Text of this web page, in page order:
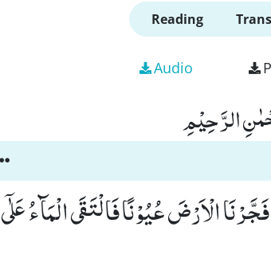
Reading
Audio
الرَّحِیْمِ
اَبْوَابَ السَّمَآءِ بِمَآءٍ مُّنْهَمِرٍ٘ ۖ (11) وَّ فَجَّرْنَا الْاَرْضَ عُیُوْنًا فَالْتَقَى الْمَآءُ عَلٰۤى